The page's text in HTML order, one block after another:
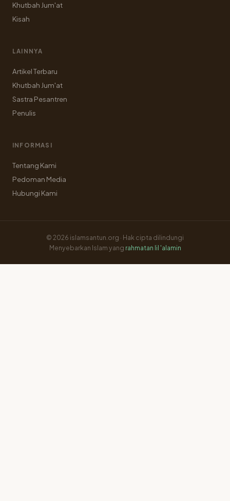
Khutbah Jum'at
Kisah
LAINNYA
Artikel Terbaru
Khutbah Jum'at
Sastra Pesantren
Penulis
INFORMASI
Tentang Kami
Pedoman Media
Hubungi Kami
© 2026 islamsantun.org · Hak cipta dilindungi
Menyebarkan Islam yang rahmatan lil 'alamin